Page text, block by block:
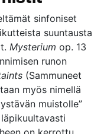
sinfoniset
suuntausta
Mysterium op. 13
runon
(Sammuneet
myös nimellä
muistolle”